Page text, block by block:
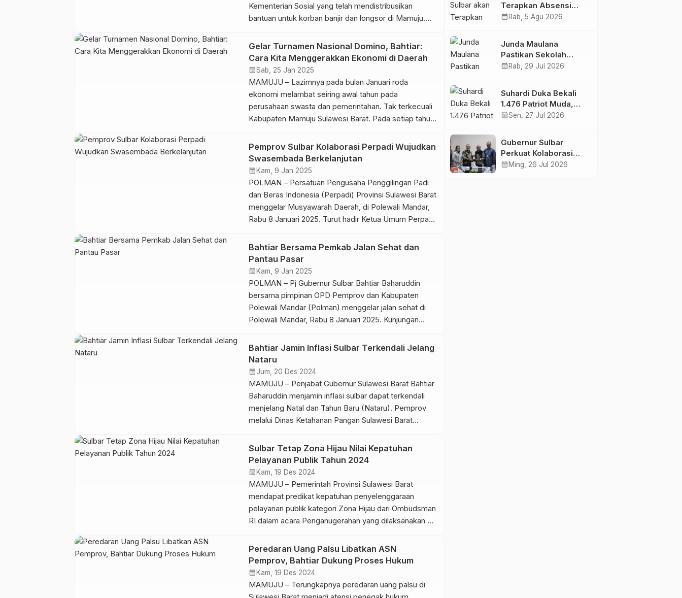
Kementerian Sosial yang telah mendistribusikan
bantuan untuk korban banjir dan longsor di Mamuju.
Organisasi Perangkat Daerah (OPD) Pemprov Sulbar,
Pemkab Mamuju, dan instansi vertikal lainnya yang
kompak dalam penanggulangan bencana. “Terima
kasih tim penangggulangan yang kompak dil lapangan
[…]
Gelar Turnamen Nasional Domino, Bahtiar:
Cara Kita Menggerakkan Ekonomi di Daerah
calendar_monthSab, 25 Jan 2025
MAMUJU – Lazimnya pada bulan Januari roda
ekonomi melambat seiring awal tahun pada
perusahaan swasta dan pemerintahan. Tak terkecuali
Kabupaten Mamuju Sulawesi Barat. Pada setiap tahun
ini tentu berdampak pada perputaran roda ekonomi di
daerah tersebut. Namun Penjabat Gubernur Sulbar
Bahtiar Baharuddin punya cara lain. Sepanjang Januari
[…]
Pemprov Sulbar Kolaborasi Perpadi Wujudkan
Swasembada Berkelanjutan
calendar_month Kam, 9 Jan 2025
POLMAN – Persatuan Pengusaha Penggilingan Padi
dan Beras Indonesia (Perpadi) Provinsi Sulawesi Barat
menggelar Musyawarah Daerah, di Polewali Mandar,
Rabu 8 Januari 2025. Turut hadir Ketua Umum Perpadi
Baharuddin, Ketua DPRD Sulbar Amalia Fitri Aras,
jajaran OPD Pemprov Sulbar dan Pemkab Polman,
instansi vertikal, perbankan, perguruan tinggi, dan
anggota […]
Bahtiar Bersama Pemkab Jalan Sehat dan
Pantau Pasar
calendar_month Kam, 9 Jan 2025
POLMAN – Pj Gubernur Sulbar Bahtiar Baharuddin
bersama pimpinan OPD Pemprov dan Kabupaten
Polewali Mandar (Polman) menggelar jalan sehat di
Polewali Mandar, Rabu 8 Januari 2025. Kunjungan
harga kebutuhan pokok di pasar tradisional Polewali
Mandar. Saat ini perkembangan harga sejumlah
komoditi cukup stabil dan pasokan terbilang aman.
Bahtiar berharap tim […]
Bahtiar Jamin Inflasi Sulbar Terkendali Jelang
Nataru
calendar_monthJum, 20 Des 2024
MAMUJU – Penjabat Gubernur Sulawesi Barat Bahtiar
Baharuddin menjamin inflasi sulbar dapat terkendali
menjelang Natal dan Tahun Baru (Nataru). Pemprov
melalui Dinas Ketahanan Pangan Sulawesi Barat
pangan murah atau pasar murah, Kamis 19 Desember
2024. Hadir langsung Pj Gubernur Sulbar Bahtiar
Baharuddin. Turut mendampingi Bupati Mamuju
Sutinah Suhardi dan jajaran […]
Sulbar Tetap Zona Hijau Nilai Kepatuhan
Pelayanan Publik Tahun 2024
calendar_month Kam, 19 Des 2024
MAMUJU – Pemerintah Provinsi Sulawesi Barat
mendapat predikat kepatuhan penyelenggaraan
pelayanan publik kategori Zona Hijau dari Ombudsman
RI dalam acara Penganugerahan yang dilaksanakan di
(18/12/2024) PJs Kepala Perwakilan Ombudsman
Provinsi Sulbar Ismu Iskandar menjalankan
serangkaian penilaian di berbagai lingkup lembaga.
Tahun ini merupakan tahun ketiga dalam penilaian
kepatuhan […]
Peredaran Uang Palsu Libatkan ASN
Pemprov, Bahtiar Dukung Proses Hukum
calendar_month Kam, 19 Des 2024
MAMUJU – Terungkapnya peredaran uang palsu di
Terapkan Absensi
Online untuk ASN
calendar_month Rab, 5 Agu 2026
Junda Maulana
Pastikan Sekolah
Rakyat Mamuju Siap
calendar_month Rab, 29 Jul 2026
Suhardi Duka Bekali
1.476 Patriot Muda,
Dorong Hasil Riset Jadi
calendar_monthSen, 27 Jul 2026
Gubernur Sulbar
Perkuat Kolaborasi
Riset dengan BRIN
calendar_month Ming, 26 Jul 2026